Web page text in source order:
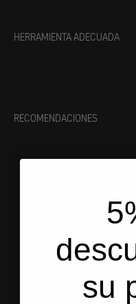
HERRAMIENTA ADECUADA
RECOMENDACIONES
su